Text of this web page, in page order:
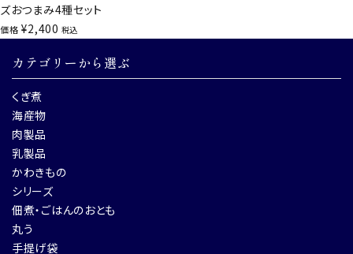
ズおつまみ4種セット
価格 ¥2,400 税込
カテゴリーから選ぶ
くぎ煮
海産物
肉製品
乳製品
かわきもの
シリーズ
佃煮・ごはんのおとも
丸う
手提げ袋